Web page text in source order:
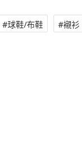
#球鞋/布鞋 #襯衫